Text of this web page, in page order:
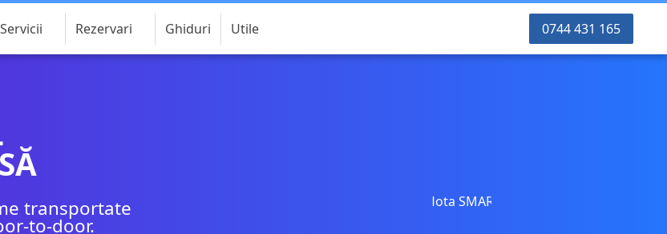
Servicii Rezervari Ghiduri Utile 0744 431 165
transportate
to-door.